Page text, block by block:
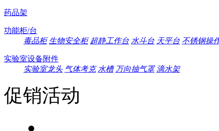
药品架
功能柜/台
毒品柜 生物安全柜 超静工作台 水斗台 天平台 不锈钢操
实验室设备附件
实验室龙头 气体考克 水槽 万向抽气罩 滴水架
促销活动